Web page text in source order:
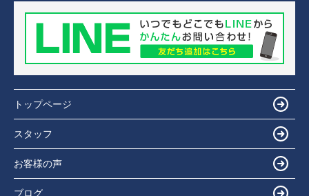
トップページ
スタッフ
お客様の声
ブログ